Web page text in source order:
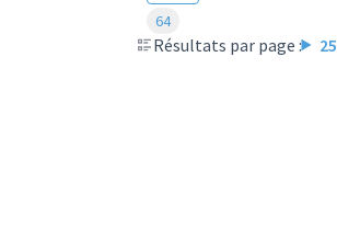
Résultats par page : 25
64